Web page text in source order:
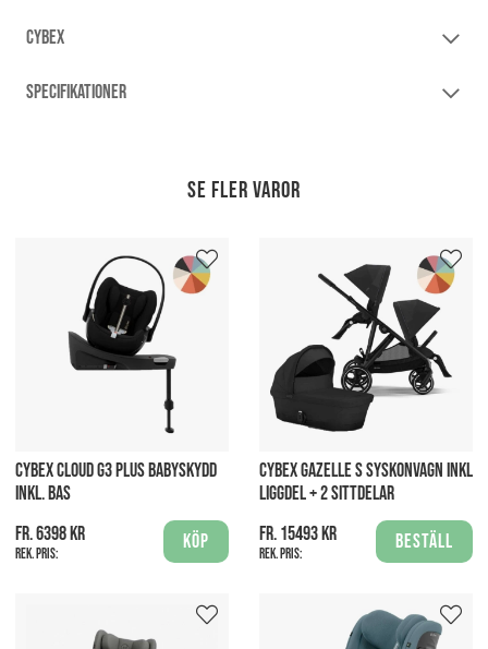
CYBEX
SPECIFIKATIONER
Se fler varor
CYBEX CLOUD G3 PLUS BABYSKYDD
INKL. BAS
fr. 6398 kr
Rek. pris:
Köp
CYBEX GAZELLE S SYSKONVAGN INKL
LIGGDEL + 2 SITTDELAR
fr. 15493 kr
Rek. pris:
Beställ